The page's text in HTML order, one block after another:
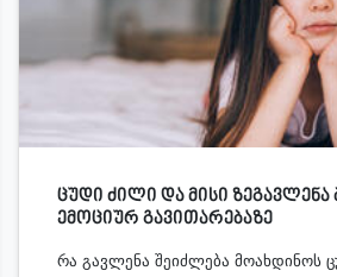
ცუდი ძილი და მისი ზეგავლენა
ემოციურ გავითარებაზე
რა გავლენა შეიძლება მოახდინოს